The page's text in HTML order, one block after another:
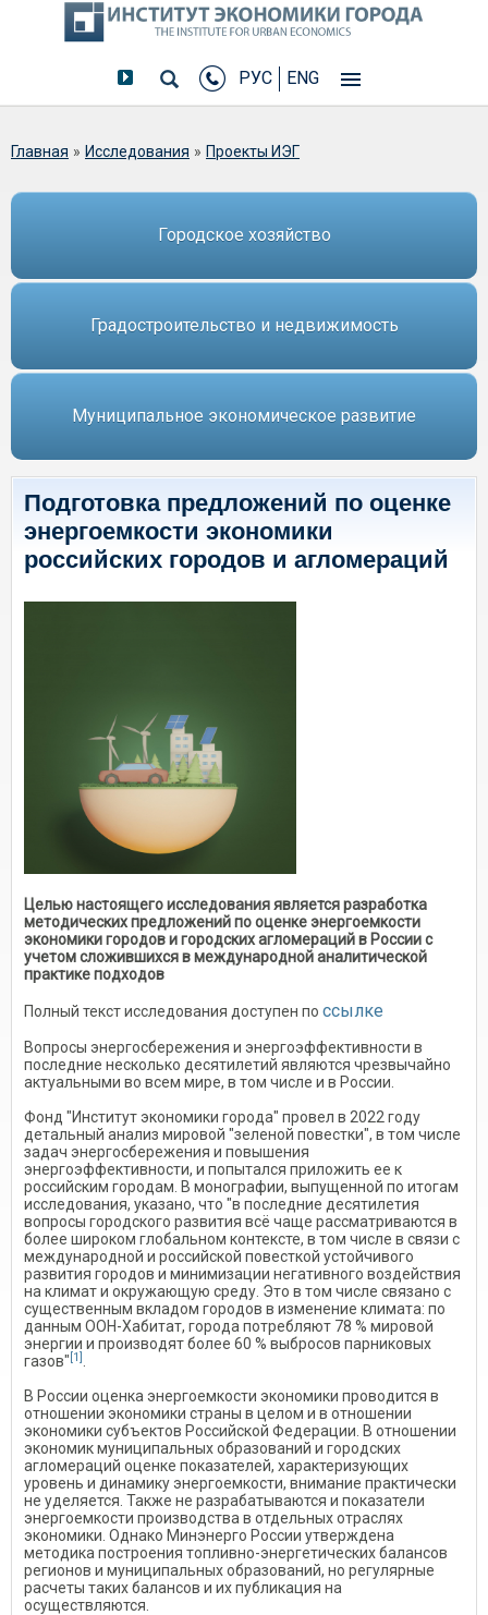
РУС ENG
Вы здесь
Главная » Исследования » Проекты ИЭГ
Городское хозяйство
Градостроительство и недвижимость
Муниципальное экономическое развитие
Подготовка предложений по оценке
энергоемкости экономики
российских городов и агломераций
Целью настоящего исследования является разработка
методических предложений по оценке энергоемкости
экономики городов и городских агломераций в России с
учетом сложившихся в международной аналитической
практике подходов
Полный текст исследования доступен по ссылке
Вопросы энергосбережения и энергоэффективности в
последние несколько десятилетий являются чрезвычайно
актуальными во всем мире, в том числе и в России.
Фонд "Институт экономики города" провел в 2022 году
детальный анализ мировой "зеленой повестки", в том числе
задач энергосбережения и повышения
энергоэффективности, и попытался приложить ее к
российским городам. В монографии, выпущенной по итогам
исследования, указано, что "в последние десятилетия
вопросы городского развития всё чаще рассматриваются в
более широком глобальном контексте, в том числе в связи с
международной и российской повесткой устойчивого
развития городов и минимизации негативного воздействия
на климат и окружающую среду. Это в том числе связано с
существенным вкладом городов в изменение климата: по
данным ООН-Хабитат, города потребляют 78 % мировой
энергии и производят более 60 % выбросов парниковых
газов" [1]
В России оценка энергоемкости экономики проводится в
отношении экономики страны в целом и в отношении
экономики субъектов Российской Федерации. В отношении
экономик муниципальных образований и городских
агломераций оценке показателей, характеризующих
уровень и динамику энергоемкости, внимание практически
не уделяется. Также не разрабатываются и показатели
энергоемкости производства в отдельных отраслях
экономики. Однако Минэнерго России утверждена
методика построения топливно-энергетических балансов
регионов и муниципальных образований, но регулярные
расчеты таких балансов и их публикация на
осуществляются.